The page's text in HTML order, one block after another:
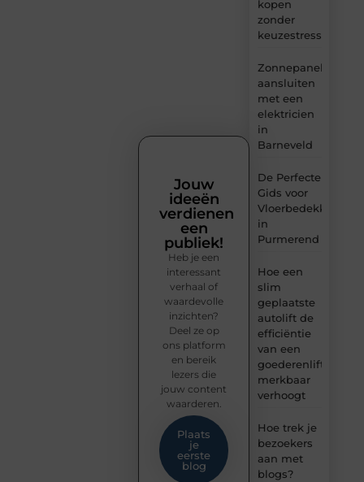
kopen
zonder
keuzestress
Zonnepanelen
aansluiten
met een
elektricien
in
Barneveld
De Perfecte
Gids voor
Vloerbedekking
in
Purmerend
Hoe een
slim
geplaatste
autolift de
efficiëntie
van een
goederenlift
merkbaar
verhoogt
Hoe trek je
bezoekers
aan met
blogs?
Jouw
ideeën
verdienen
een
publiek!
Heb je een
interessant
verhaal of
waardevolle
inzichten?
Deel ze op
ons platform
en bereik
lezers die
jouw content
waarderen.
Plaats
je
eerste
blog